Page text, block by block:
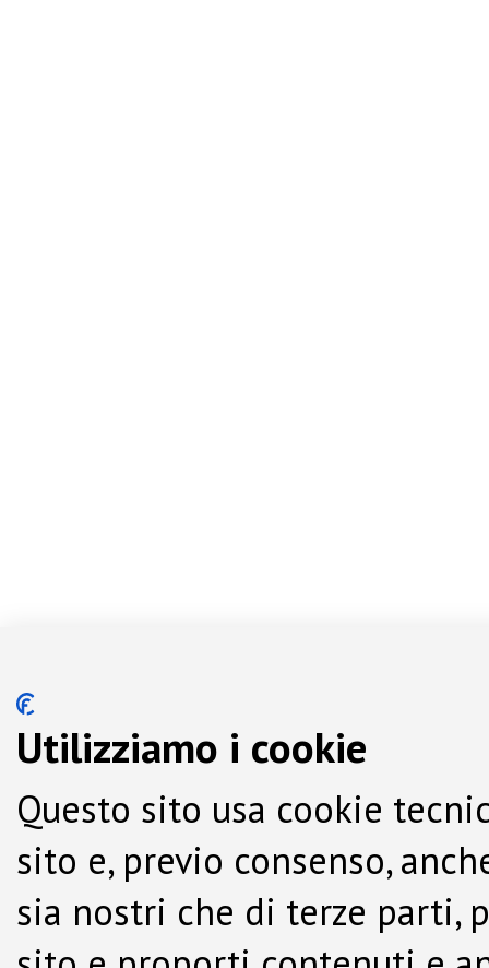
Utilizziamo i cookie
Questo sito usa cookie
sito e, previo consenso,
sia nostri che di terze parti,